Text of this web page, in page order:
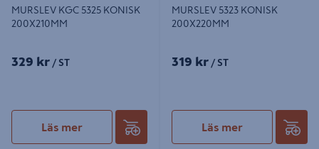
MURSLEV KGC 5325 KONISK
200X210MM
329 kr / ST
Läs mer
MURSLEV 5323 KONISK
200X220MM
319 kr / ST
Läs mer